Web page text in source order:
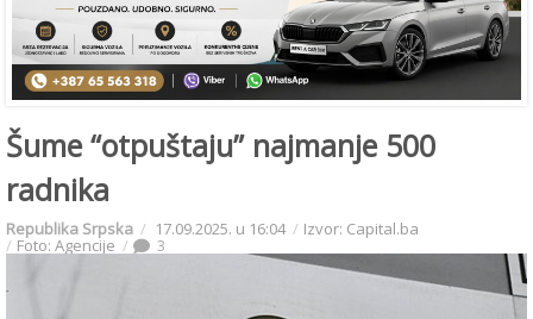
Šume “otpuštaju” najmanje 500
radnika
Republika Srpska 17.09.2025. u 16:04 Izvor: Capital.ba
Foto: Agencije 3